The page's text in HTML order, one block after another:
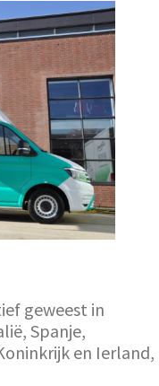
geweest in
Spanje,
en Ierland,